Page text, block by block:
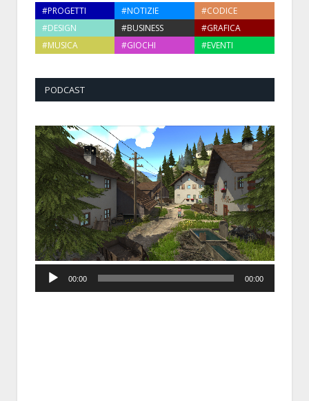
#PROGETTI #NOTIZIE
#CODICE
#DESIGN
#BUSINESS
#GRAFICA
#MUSICA
#GIOCHI #EVENTI
PODCAST
Player
00:00 00:00